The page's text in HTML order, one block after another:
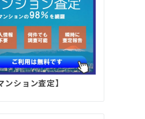
ンション査定】